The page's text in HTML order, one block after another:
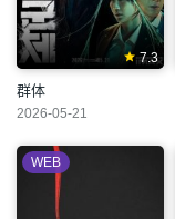
7.3
群体
2026-05-21
WEB